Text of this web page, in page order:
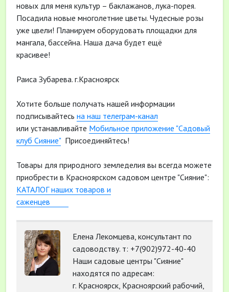
новых для меня культур – баклажанов, лука-порея.
Посадила новые многолетние цветы. Чудесные розы
уже цвели! Планируем оборудовать площадки для
мангала, бассейна. Наша дача будет ещё
красивее!
Раиса Зубарева. г.Красноярск
Хотите больше получать нашей информации
подписывайтесь на наш телеграм-канал
или устанавливайте Мобильное приложение "Садовый
клуб Сияние"Присоединяйтесь!
Товары для природного земледелия вы всегда можете
приобрести в Красноярском садовом центре "Сияние":
КАТАЛОГ наших товаров и
саженцев
Елена Лекомцева, консультант по
садоводству. т: +7(902)972-40-40
Наши садовые центры "Сияние"
находятся по адресам:
г. Красноярск, Красноярский рабочий,